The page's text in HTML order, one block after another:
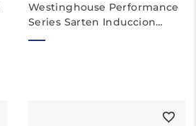
Westinghouse Performance
Series Sarten Induccion
Antiadherente - 24 cm